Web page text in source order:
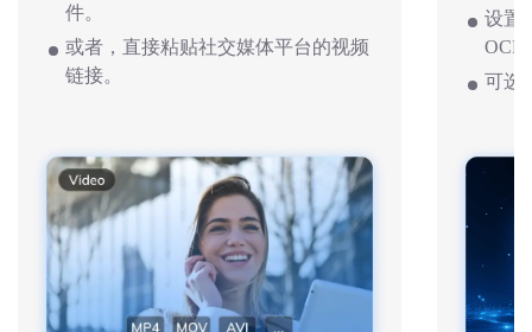
件。
或者，直接粘贴社交媒体平台的视频
链接。
设置
OCR
可选